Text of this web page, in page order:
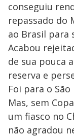
conseguiu
repassado do
ao Brasil para
Acabou
de sua pouca
reserva e
Foi para o
Mas, sem
um fiasco no
não agradou